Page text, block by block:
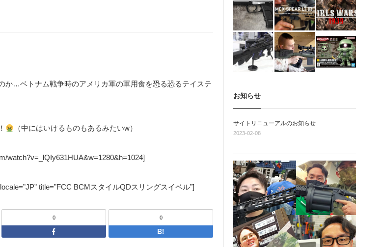
か…ベトナム戦争時のアメリカ軍の軍用食を恐る恐るテイステ
（中にはいけるものもあるみたいw）
watch?v=_lQIy631HUA&w=1280&h=1024]
title=”FCC BCMスタイルQDスリングスイベル”]
Twitter
0
Facebook
0
はてなブックマーク
お知らせ
サイトリニューアルのお知らせ
2023-02-08